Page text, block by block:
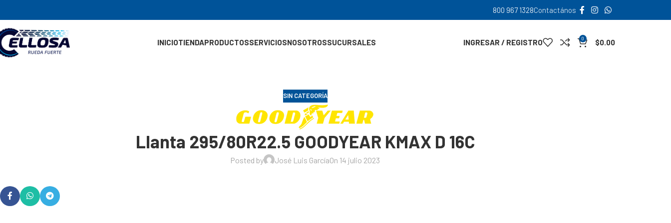
800 967 1328Contactános
INICIOTIENDAPRODUCTOSSERVICIOSNOSOTROSSUCURSALES INGRESAR / REGISTRO 0 $0.00
SIN CATEGORÍA
Llanta 295/80R22.5 GOODYEAR KMAX D 16C
Posted by José Luis GarcíaOn 14 julio 2023